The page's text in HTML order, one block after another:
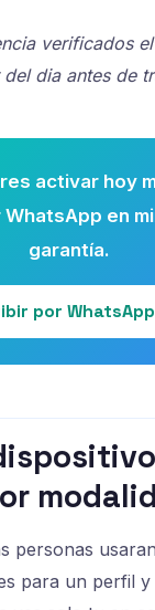
verificados
dia antes de
activar hoy
WhatsApp en
garantía.
por
personas
para un perfil y